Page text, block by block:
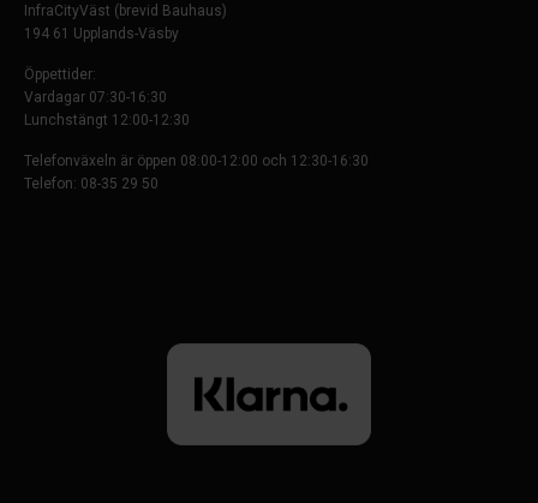
InfraCityVäst (brevid Bauhaus)
194 61 Upplands-Väsby
Öppettider:
Vardagar 07:30-16:30
Lunchstängt 12:00-12:30
Telefonväxeln är öppen 08:00-12:00 och 12:30-16:30
Telefon: 08-35 29 50